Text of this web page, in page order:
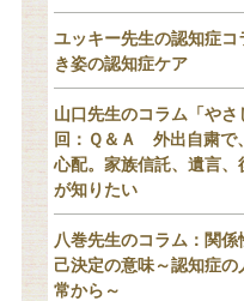
ユッキー先生の認知症
き姿の認知症ケア
山口先生のコラム「や
回：Ｑ＆Ａ 外出自粛で
心配。家族信託、遺言、
が知りたい
八巻先生のコラム：関
己決定の意味～認知症の
常から～